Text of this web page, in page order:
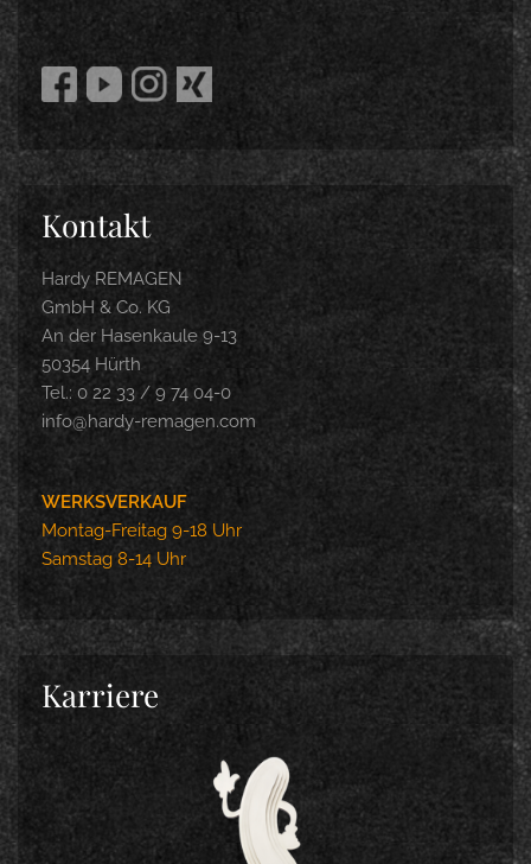
Kontakt
Hardy REMAGEN
GmbH & Co. KG
An der Hasenkaule 9-13
50354 Hürth
Tel.: 0 22 33 / 9 74 04-0
info@hardy-remagen.com
WERKSVERKAUF
Montag-Freitag 9-18 Uhr
Samstag 8-14 Uhr
Karriere